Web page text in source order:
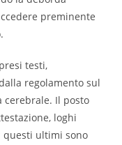
preminente
testi,
regolamento sul
Il posto
loghi
questi ultimi sono